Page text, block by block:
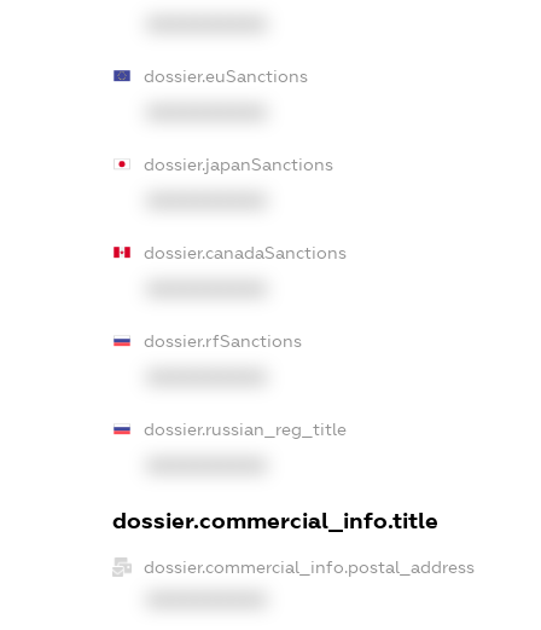
dossier.euSanctions
dossier.japanSanctions
dossier.canadaSanctions
dossier.rfSanctions
dossier.russian_reg_title
dossier.commercial_info.title
dossier.commercial_info.postal_address